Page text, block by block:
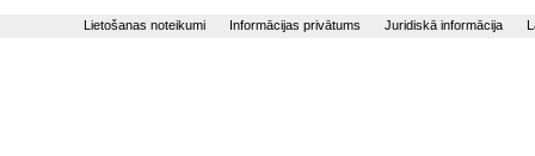
Lietošanas noteikumi Informācijas privātums Juridiskā informācija